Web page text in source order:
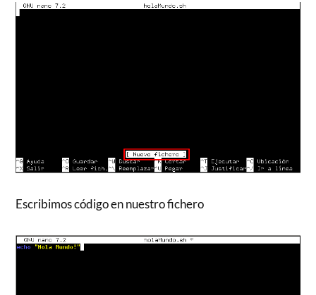
Escribimos código en nuestro fichero